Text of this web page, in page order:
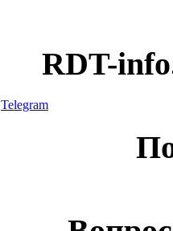
RDT-
Telegram